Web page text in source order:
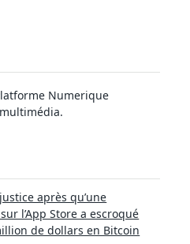
Numerique
après qu’une
l’App Store a escroqué
de dollars en Bitcoin